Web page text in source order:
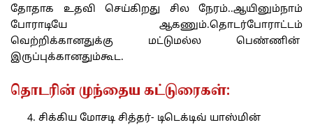
தோதாக உதவி செய்கிறது சில நேரம்..ஆயினும்நாம்
போராடியே ஆகணும்.தொடர்போராட்டம்
வெற்றிக்கானதுக்கு மட்டுமல்ல பெண்ணின்
இருப்புக்கானதும்கூட.
தொடரின் முந்தைய கட்டுரைகள்:
சிக்கிய மோசடி சித்தர்- டிடெக்டிவ் யாஸ்மின்